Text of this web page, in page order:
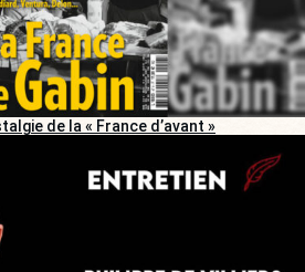
de la « France d’avant »